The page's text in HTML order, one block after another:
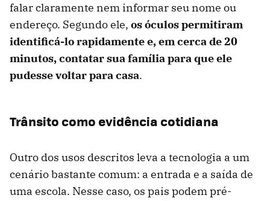
falar claramente nem informar seu nome ou
endereço. Segundo ele, os óculos permitiram
identificá-lo rapidamente e, em cerca de 20
minutos, contatar sua família para que ele
pudesse voltar para casa.
Trânsito como evidência cotidiana
Outro dos usos descritos leva a tecnologia a um
cenário bastante comum: a entrada e a saída de
uma escola. Nesse caso, os pais podem pré-